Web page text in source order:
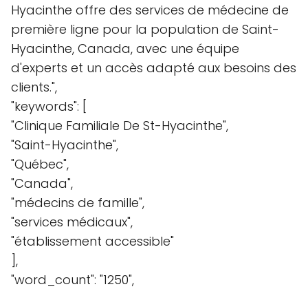
Hyacinthe offre des services de médecine de
première ligne pour la population de Saint-
Hyacinthe, Canada, avec une équipe
d'experts et un accès adapté aux besoins des
clients.",
"keywords": [
"Clinique Familiale De St-Hyacinthe",
"Saint-Hyacinthe",
"Québec",
"Canada",
"médecins de famille",
"services médicaux",
"établissement accessible"
],
"word_count": "1250",